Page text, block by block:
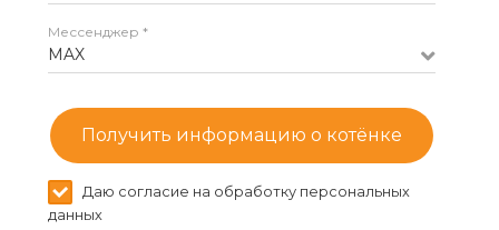
Мессенджер *
MAX
Получить информацию о котёнке
Даю согласие на обработку персональных
данных